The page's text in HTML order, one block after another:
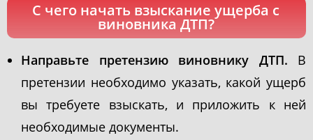
С чего начать взыскание ущерба с
виновника ДТП?
Направьте претензию виновнику ДТП. В
претензии необходимо указать, какой ущерб
вы требуете взыскать, и приложить к ней
необходимые документы.